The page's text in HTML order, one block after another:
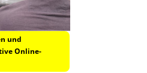
und
Online-